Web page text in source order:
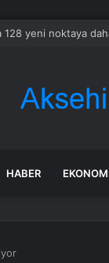
128 yeni noktaya
HABER